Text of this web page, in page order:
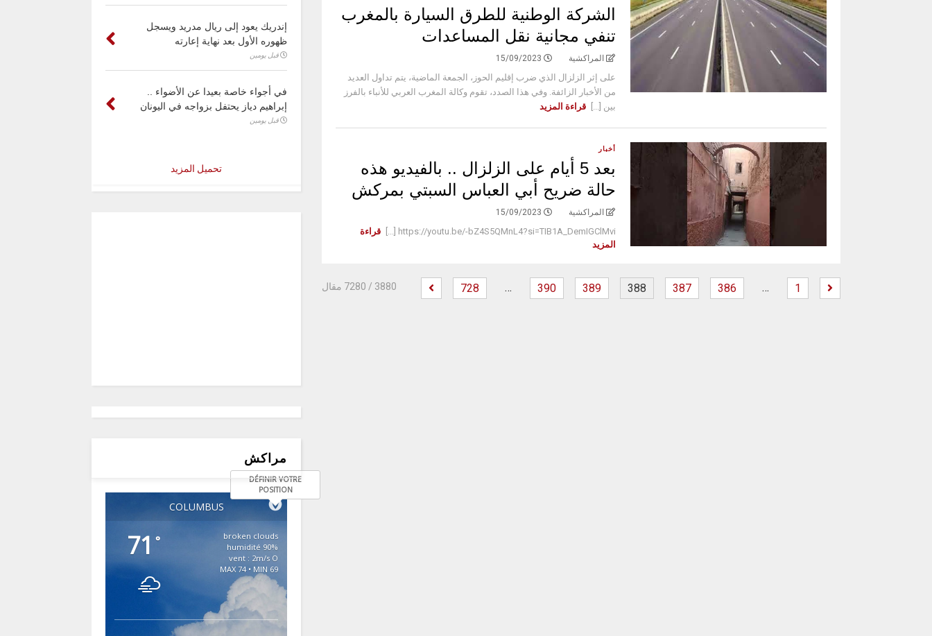
الشركة الوطنية للطرق السيارة بالمغرب
تنفي مجانية نقل المساعدات
المراكشية 15/09/2023
على إثر الزلزال الذي ضرب إقليم الحوز، الجمعة الماضية، يتم تداول العديد
من الأخبار الزائفة. وفي هذا الصدد، تقوم وكالة المغرب العربي للأنباء بالفرز
بين [...]
قراءة المزيد
أخبار
بعد 5 أيام على الزلزال .. بالفيديو هذه
حالة ضريح أبي العباس السبتي بمركش
المراكشية 15/09/2023
https://youtu.be/-bZ4S5QMnL4?si=TIB1A_DemIGClMvi [...]
قراءة
المزيد
1
…
386
387
388
389
390
…
728
3880 / 7280 مقال
إندريك يعود إلى ريال مدريد ويسجل
ظهوره الأول بعد نهاية إعارته
قبل يومين
في أجواء خاصة بعيدا عن الأضواء ..
إبراهيم دياز يحتفل بزواجه في اليونان
قبل يومين
تحميل المزيد
مراكش
COLUMBUS
DÉFINIR VOTRE
POSITION
71 °
broken clouds
90% humidité
vent : 2m/s O
MAX 74 • MIN 69